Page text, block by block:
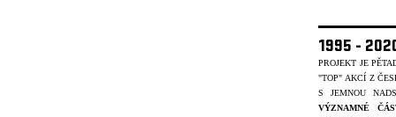
1995 -
PROJEKT JE
"TOP" AKCÍ Z
S JEMNOU
VÝZNAMNÉ